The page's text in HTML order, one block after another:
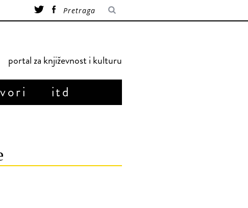
portal za književnost i kulturu
itd